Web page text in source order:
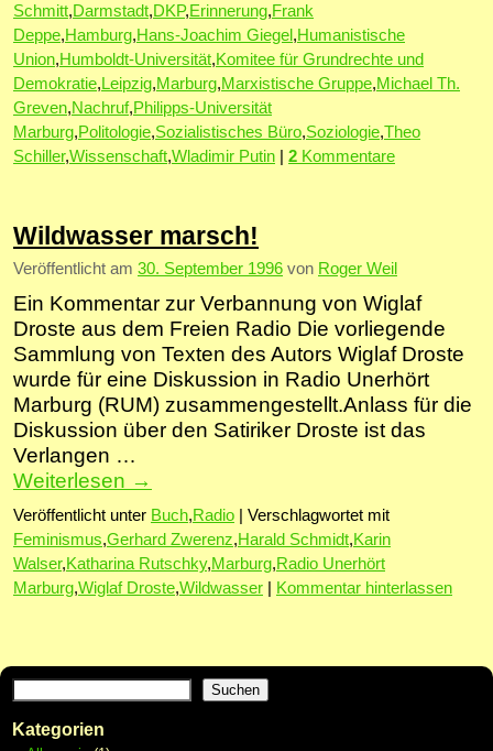
Schmitt,Darmstadt,DKP,Erinnerung,Frank
Deppe,Hamburg,Hans-Joachim Giegel ,Humanistische
Union,Humboldt-Universität,Komitee für Grundrechte und
Demokratie, Leipzig,Marburg,Marxistische Gruppe,Michael Th.
Greven,Nachruf,Philipps-Universität
Marburg,Politologie,Sozialistisches Büro,Soziologie,Theo
Schiller,Wissenschaft,Wladimir Putin 2 Kommentare
Wildwasser marsch!
Veröffentlicht am 30. September 1996 von Roger Weil
Ein Kommentar zur Verbannung von Wiglaf
Droste aus dem Freien Radio Die vorliegende
Sammlung von Texten des Autors Wiglaf Droste
wurde für eine Diskussion in Radio Unerhört
Marburg (RUM) zusammengestellt.Anlass für die
Diskussion über den Satiriker Droste ist das
Verlangen …
Weiterlesen →
Veröffentlicht unter Buch,Radio
Verschlagwortet mit
Feminismus,Gerhard Zwerenz,Harald Schmidt,Karin
Walser,Katharina Rutschky,Marburg,Radio Unerhört
Marburg,Wiglaf Droste,Wildwasser Kommentar hinterlassen
Suchen
Kategorien